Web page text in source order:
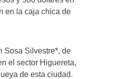
en la caja chica de
Sosa Silvestre*, de
el sector Higuereta,
de esta ciudad.